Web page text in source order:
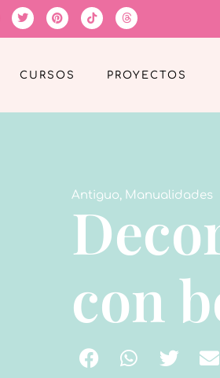
CURSOS PROYECTOS
Antiguo, Manualidades
con